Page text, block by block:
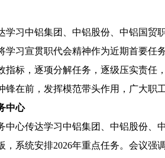
学习中铝集团、中铝股份、中铝国贸
学习宣贯职代会精神作为近期首要任
指标，逐项分解任务，逐级压实责任
锋在前，发挥模范带头作用，广大职
中心
中心传达学习中铝集团、中铝股份、
，系统安排2026年重点任务。会议强